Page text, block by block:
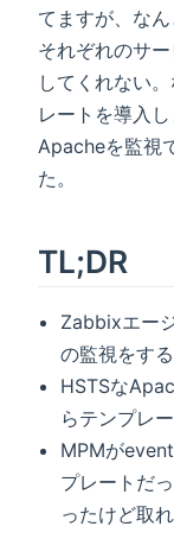
てますが、な
それぞれのサ
してくれない
レートを導入
Apacheを監視
た。
TL;DR
Zabbixエー
の監視をす
HSTSな
らテンプレ
MPMが
プレートだ
ったけど取